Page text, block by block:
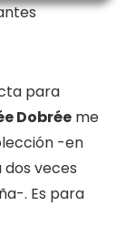
para
Dobrée me
-en
veces
. Es para